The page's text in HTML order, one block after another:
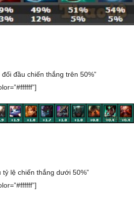
đầu chiến thắng trên 50%”
tỷ lệ chiến thắng dưới 50%”